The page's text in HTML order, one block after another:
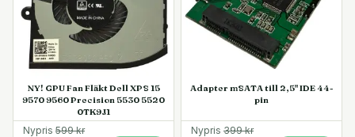
NY! GPU Fan Fläkt Dell XPS 15
9570 9560 Precision 5530 5520
0TK9J1
Nypris 599kr
Adapter mSATA till 2,5" IDE 44-
pin
Nypris 399kr